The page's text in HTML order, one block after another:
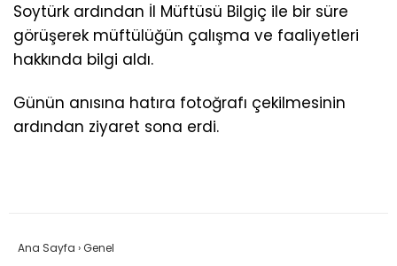
Soytürk ardından İl Müftüsü Bilgiç ile bir süre
görüşerek müftülüğün çalışma ve faaliyetleri
hakkında bilgi aldı.
Günün anısına hatıra fotoğrafı çekilmesinin
ardından ziyaret sona erdi.
Ana Sayfa ›Genel